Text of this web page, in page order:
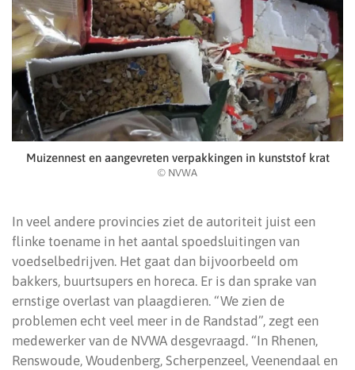
Muizennest en aangevreten verpakkingen in kunststof krat
© NVWA
In veel andere provincies ziet de autoriteit juist een
flinke toename in het aantal spoedsluitingen van
voedselbedrijven. Het gaat dan bijvoorbeeld om
bakkers, buurtsupers en horeca. Er is dan sprake van
ernstige overlast van plaagdieren. “We zien de
problemen echt veel meer in de Randstad”, zegt een
medewerker van de NVWA desgevraagd. “In Rhenen,
Renswoude, Woudenberg, Scherpenzeel, Veenendaal en